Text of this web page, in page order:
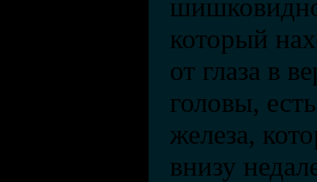
который
от глаза в
головы,
железа,
внизу